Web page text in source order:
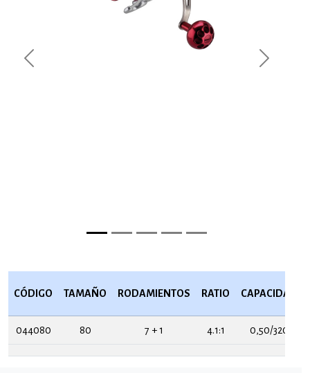
Previous Next
CÓDIGO TAMAÑO RODAMIENTOS RATIO CAPACIDAD
044080 80 7 + 1 4.1:1 0,50/320